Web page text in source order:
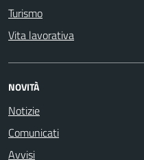
Turismo
Vita lavorativa
NOVITÀ
Notizie
Comunicati
Avvisi